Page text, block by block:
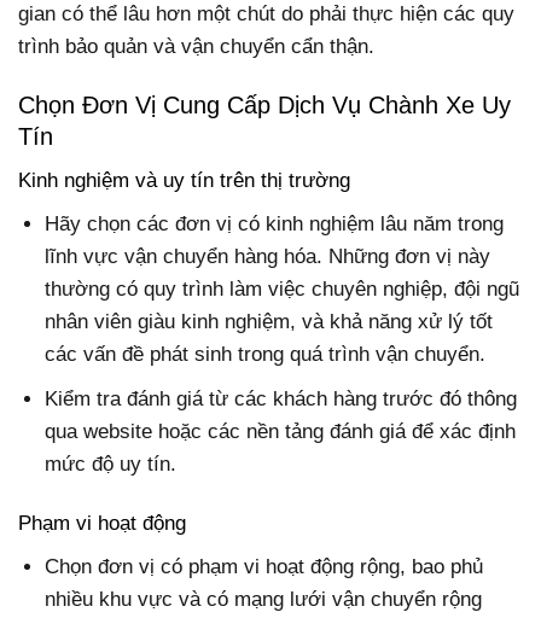
gian có thể lâu hơn một chút do phải thực hiện các quy
trình bảo quản và vận chuyển cẩn thận.
Chọn Đơn Vị Cung Cấp Dịch Vụ Chành Xe Uy
Tín
Kinh nghiệm và uy tín trên thị trường
Hãy chọn các đơn vị có kinh nghiệm lâu năm trong
lĩnh vực vận chuyển hàng hóa. Những đơn vị này
thường có quy trình làm việc chuyên nghiệp, đội ngũ
nhân viên giàu kinh nghiệm, và khả năng xử lý tốt
các vấn đề phát sinh trong quá trình vận chuyển.
Kiểm tra đánh giá từ các khách hàng trước đó thông
qua website hoặc các nền tảng đánh giá để xác định
mức độ uy tín.
Phạm vi hoạt động
Chọn đơn vị có phạm vi hoạt động rộng, bao phủ
nhiều khu vực và có mạng lưới vận chuyển rộng